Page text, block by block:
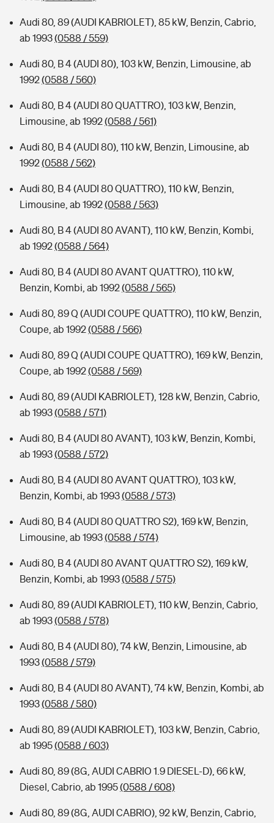
Audi 80, 89 (AUDI KABRIOLET), 85 kW, Benzin, Cabrio,
ab 1993(0588 / 559)
Audi 80, B 4 (AUDI 80), 103 kW, Benzin, Limousine, ab
1992(0588 / 560)
Audi 80, B 4 (AUDI 80 QUATTRO), 103 kW, Benzin,
Limousine, ab 1992(0588 / 561)
Audi 80, B 4 (AUDI 80), 110 kW, Benzin, Limousine, ab
1992(0588 / 562)
Audi 80, B 4 (AUDI 80 QUATTRO), 110 kW, Benzin,
Limousine, ab 1992(0588 / 563)
Audi 80, B 4 (AUDI 80 AVANT), 110 kW, Benzin, Kombi,
ab 1992(0588 / 564)
Audi 80, B 4 (AUDI 80 AVANT QUATTRO), 110 kW,
Benzin, Kombi, ab 1992(0588 / 565)
Audi 80, 89 Q (AUDI COUPE QUATTRO), 110 kW, Benzin,
Coupe, ab 1992(0588 / 566)
Audi 80, 89 Q (AUDI COUPE QUATTRO), 169 kW, Benzin,
Coupe, ab 1992(0588 / 569)
Audi 80, 89 (AUDI KABRIOLET), 128 kW, Benzin, Cabrio,
ab 1993(0588 / 571)
Audi 80, B 4 (AUDI 80 AVANT), 103 kW, Benzin, Kombi,
ab 1993(0588 / 572)
Audi 80, B 4 (AUDI 80 AVANT QUATTRO), 103 kW,
Benzin, Kombi, ab 1993(0588 / 573)
Audi 80, B 4 (AUDI 80 QUATTRO S2), 169 kW, Benzin,
Limousine, ab 1993(0588 / 574)
Audi 80, B 4 (AUDI 80 AVANT QUATTRO S2), 169 kW,
Benzin, Kombi, ab 1993(0588 / 575)
Audi 80, 89 (AUDI KABRIOLET), 110 kW, Benzin, Cabrio,
ab 1993(0588 / 578)
Audi 80, B 4 (AUDI 80), 74 kW, Benzin, Limousine, ab
1993(0588 / 579)
Audi 80, B 4 (AUDI 80 AVANT), 74 kW, Benzin, Kombi, ab
1993(0588 / 580)
Audi 80, 89 (AUDI KABRIOLET), 103 kW, Benzin, Cabrio,
ab 1995(0588 / 603)
Audi 80, 89 (8G, AUDI CABRIO 1.9 DIESEL-D), 66 kW,
Diesel, Cabrio, ab 1995(0588 / 608)
Audi 80, 89 (8G, AUDI CABRIO), 92 kW, Benzin, Cabrio,